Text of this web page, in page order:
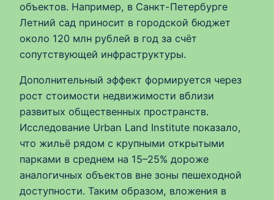
объектов. Например, в Санкт-Петербурге
Летний сад приносит в городской бюджет
около 120 млн рублей в год за счёт
сопутствующей инфраструктуры.
Дополнительный эффект формируется через
рост стоимости недвижимости вблизи
развитых общественных пространств.
Исследование Urban Land Institute показало,
что жильё рядом с крупными открытыми
парками в среднем на 15–25% дороже
аналогичных объектов вне зоны пешеходной
доступности. Таким образом, вложения в